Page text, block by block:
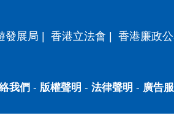
發展局 香港立法會 香港廉政
我們 - 版權聲明 - 法律聲明 - 廣告